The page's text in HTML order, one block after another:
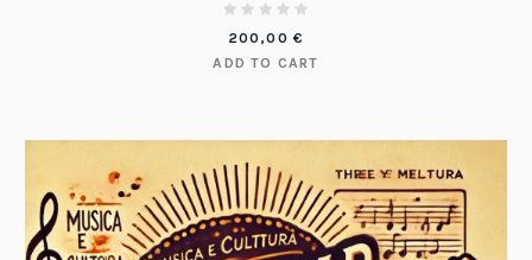
200,00 €
ADD TO CART